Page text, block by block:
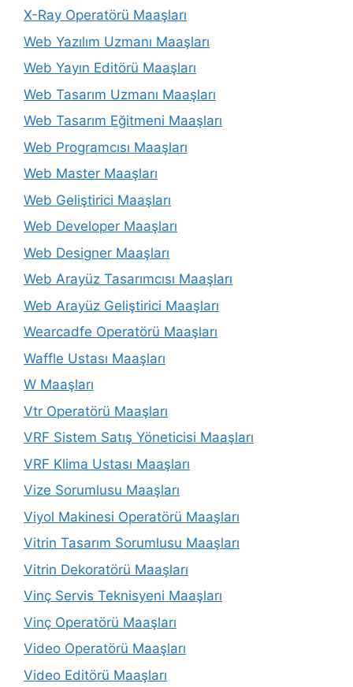
X-Ray Operatörü Maaşları
Web Yazılım Uzmanı Maaşları
Web Yayın Editörü Maaşları
Web Tasarım Uzmanı Maaşları
Web Tasarım Eğitmeni Maaşları
Web Programcısı Maaşları
Web Master Maaşları
Web Geliştirici Maaşları
Web Developer Maaşları
Web Designer Maaşları
Web Arayüz Tasarımcısı Maaşları
Web Arayüz Geliştirici Maaşları
Wearcadfe Operatörü Maaşları
Waffle Ustası Maaşları
W Maaşları
Vtr Operatörü Maaşları
VRF Sistem Satış Yöneticisi Maaşları
VRF Klima Ustası Maaşları
Vize Sorumlusu Maaşları
Viyol Makinesi Operatörü Maaşları
Vitrin Tasarım Sorumlusu Maaşları
Vitrin Dekoratörü Maaşları
Vinç Servis Teknisyeni Maaşları
Vinç Operatörü Maaşları
Video Operatörü Maaşları
Video Editörü Maaşları